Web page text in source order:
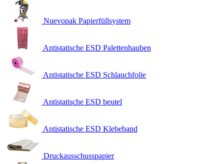
Nuevopak Papierfüllsystem
Antistatische ESD Palettenhauben
Antistatische ESD Schlauchfolie
Antistatische ESD beutel
Antistatische ESD Klebeband
Druckausschusspapier